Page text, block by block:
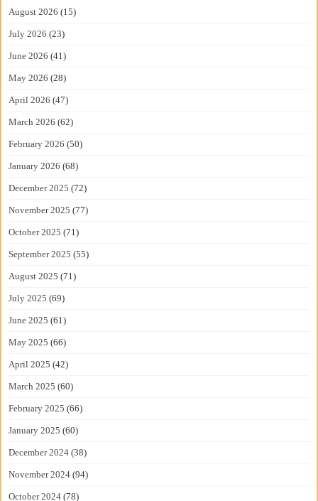
August 2026 (15)
July 2026 (23)
June 2026 (41)
May 2026 (28)
April 2026 (47)
March 2026 (62)
February 2026 (50)
January 2026 (68)
December 2025 (72)
November 2025 (77)
October 2025 (71)
September 2025 (55)
August 2025 (71)
July 2025 (69)
June 2025 (61)
May 2025 (66)
April 2025 (42)
March 2025 (60)
February 2025 (66)
January 2025 (60)
December 2024 (38)
November 2024 (94)
October 2024 (78)